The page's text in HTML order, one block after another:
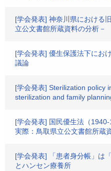
[学会発表] 神奈川県における
立公文書館所蔵資料の分析－
[学会発表] 優生保護法下にお
議論
[学会発表] Sterilization policy
sterilization and family
[学会発表] 国民優生法（
実際：鳥取県立公文書館所蔵
[学会発表] 「患者身分帳」は
とハンセン療養所